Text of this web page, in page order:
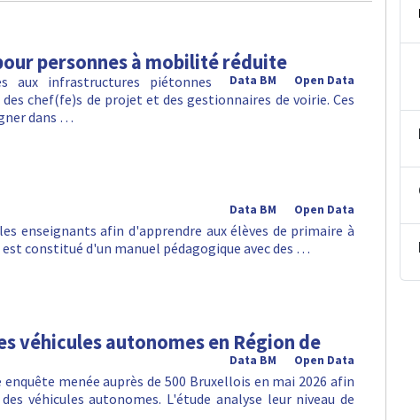
personnes à mobilité réduite
Open Data
Data BM
aux infrastructures piétonnes
chef(fe)s de projet et des gestionnaires de voirie. Ces
dans …
Open Data
Data BM
enseignants afin d'apprendre aux élèves de primaire à
constitué d'un manuel pédagogique avec des …
véhicules autonomes en Région de
Open Data
Data BM
menée auprès de 500 Bruxellois en mai 2026 afin
véhicules autonomes. L'étude analyse leur niveau de